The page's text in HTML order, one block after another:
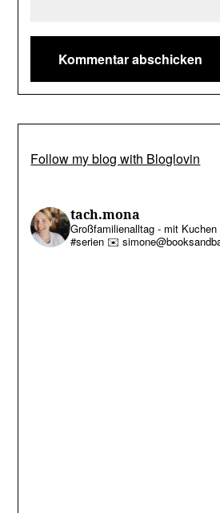
Follow my blog with Bloglovin
tach.mona
Großfamilienalltag - mit Kuchen
#serien ✉️